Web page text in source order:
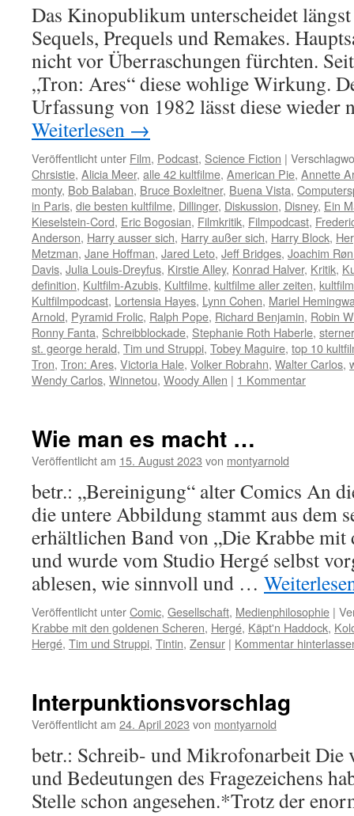
Das Kinopublikum unterscheidet
Sequels, Prequels und Remakes.
nicht vor Überraschungen fürchten.
„Tron: Ares“ diese wohlige Wirkung.
Urfassung von 1982 lässt diese
Weiterlesen →
Veröffentlicht unter Film, Podcast, Science Fiction |
Chrsistie, Alicia Meer, alle 42 kultfilme, American Pie, Annette
monty, Bob Balaban, Bruce Boxleitner, Buena Vista,
in Paris, die besten kultfilme, Dillinger, Diskussion, Disney, Ein
Kieselstein-Cord, Eric Bogosian, Filmkritik, Filmpodcast,
Anderson, Harry ausser sich, Harry außer sich, Harry Block,
Metzman, Jane Hoffman, Jared Leto, Jeff Bridges, Joachim
Davis, Julia Louis-Dreyfus, Kirstie Alley, Konrad Halver, Kritik,
definition, Kultfilm-Azubis, Kultfilme, kultfilme aller zeiten,
Kultfilmpodcast, Lortensia Hayes, Lynn Cohen, Mariel
Arnold, Pyramid Frolic, Ralph Pope, Richard Benjamin, Robin
Ronny Fanta, Schreibblockade, Stephanie Roth Haberle, sterner
st. george herald, Tim und Struppi, Tobey Maguire, top 10
Tron, Tron: Ares, Victoria Hale, Volker Robrahn, Walter Carlos,
Wendy Carlos, Winnetou, Woody Allen | 1 Kommentar
Wie man es macht …
Veröffentlicht am 15. August 2023 von montyarnold
betr.: „Bereinigung“ alter Comics An
die untere Abbildung stammt aus dem
erhältlichen Band von „Die Krabbe mit
und wurde vom Studio Hergé selbst
ablesen, wie sinnvoll und …
Veröffentlicht unterComic, Gesellschaft, Medienphilosophie |
Krabbe mit den goldenen Scheren, Hergé, Käpt'n Haddock,
Hergé, Tim und Struppi, Tintin, Zensur | Kommentar
Interpunktionsvorschlag
Veröffentlicht am 24. April 2023 von montyarnold
betr.: Schreib- und Mikrofonarbeit
und Bedeutungen des Fragezeichens
Stelle schon angesehen.*Trotz der